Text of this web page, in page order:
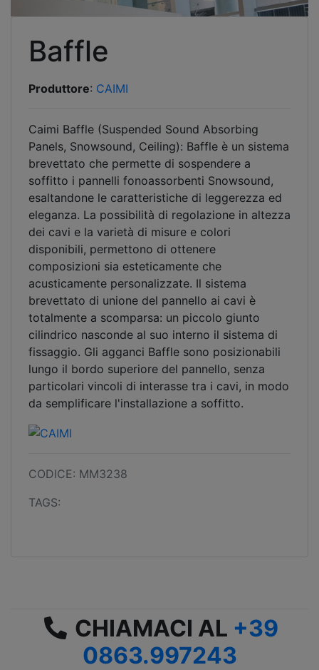
Baffle
Produttore: CAIMI
Caimi Baffle (Suspended Sound Absorbing
Panels, Snowsound, Ceiling): Baffle è un sistema
brevettato che permette di sospendere a
soffitto i pannelli fonoassorbenti Snowsound,
esaltandone le caratteristiche di leggerezza ed
eleganza. La possibilità di regolazione in altezza
dei cavi e la varietà di misure e colori
disponibili, permettono di ottenere
composizioni sia esteticamente che
acusticamente personalizzate. Il sistema
brevettato di unione del pannello ai cavi è
totalmente a scomparsa: un piccolo giunto
cilindrico nasconde al suo interno il sistema di
fissaggio. Gli agganci Baffle sono posizionabili
lungo il bordo superiore del pannello, senza
particolari vincoli di interasse tra i cavi, in modo
da semplificare l'installazione a soffitto.
CODICE: MM3238
TAGS:
CHIAMACI AL +39
0863.997243